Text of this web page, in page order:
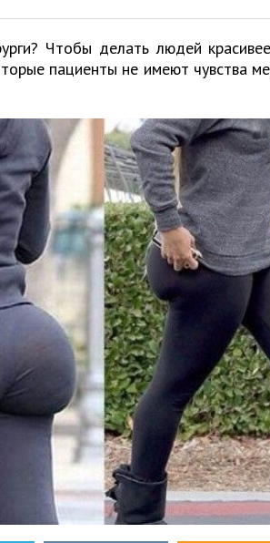
Чтобы делать людей
пациенты не имеют чувства